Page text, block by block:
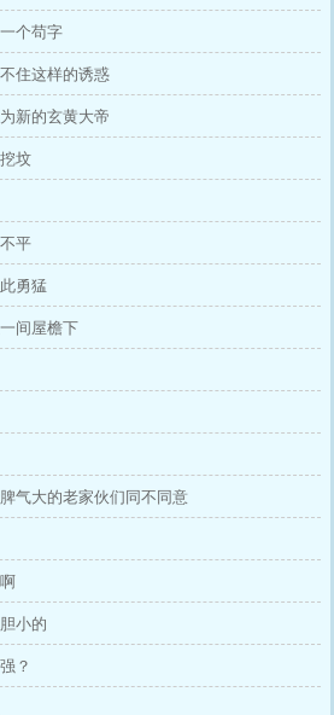
个苟字
住这样的诱惑
新的玄黄大帝
坟
平
勇猛
间屋檐下
气大的老家伙们同不同意
小的
？